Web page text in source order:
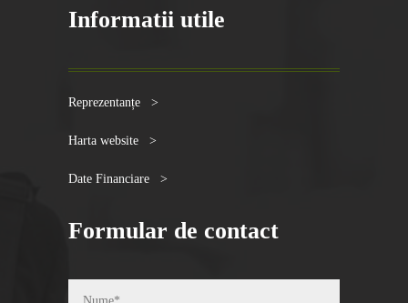
Informatii utile
Reprezentanțe >
Harta website >
Date Financiare >
Formular de contact